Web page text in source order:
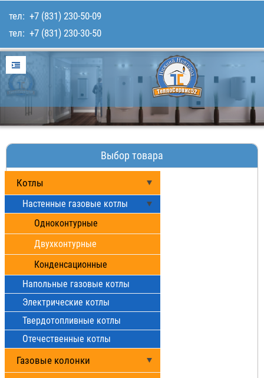
Главная
Услуги
Для покупателей
Каталог товаров
Наши работы
тел: +7 (831) 230-50-09
тел: +7 (831) 230-30-50
Выбор товара
Котлы
Настенные газовые котлы
Одноконтурные
Двухконтурные
Конденсационные
Напольные газовые котлы
Электрические котлы
Твердотопливные котлы
Отечественные котлы
Газовые колонки